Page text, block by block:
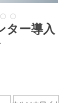
ター導入